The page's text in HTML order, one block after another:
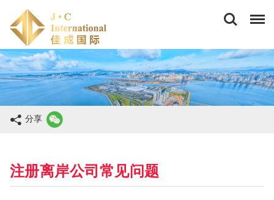
成
国
际
商
务
(香
港)
公
分享
注册离岸公司常见问题